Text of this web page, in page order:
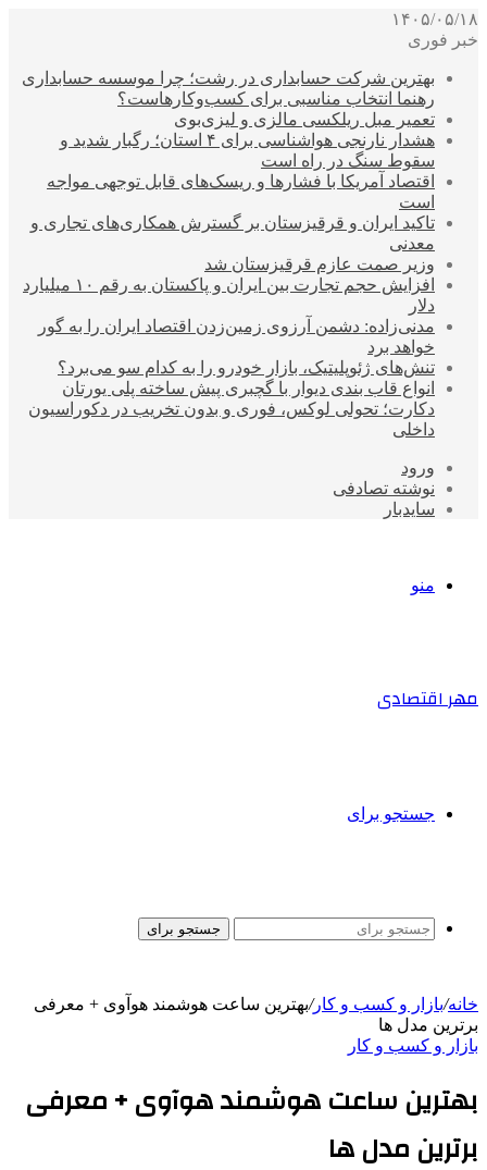
۱۴۰۵/۰۵/۱۸
خبر فوری
بهترین شرکت حسابداری در رشت؛ چرا موسسه حسابداری
رهنما انتخاب مناسبی برای کسب‌وکارهاست؟
تعمیر مبل ریلکسی مالزی و لیزی‌بوی
هشدار نارنجی هواشناسی برای ۴ استان؛ رگبار شدید و
سقوط سنگ در راه است
اقتصاد آمریکا با فشارها و ریسک‌های قابل توجهی مواجه
است
تاکید ایران و قرقیزستان بر گسترش همکاری‌های تجاری و
معدنی
وزیر صمت عازم قرقیزستان شد
افزایش حجم تجارت بین ایران و پاکستان به رقم ۱۰ میلیارد
دلار
مدنی‌زاده: دشمن آرزوی زمین‌زدن اقتصاد ایران را به گور
خواهد برد
تنش‌های ژئوپلیتیک، بازار خودرو را به کدام سو می‌برد؟
انواع قاب بندی دیوار با گچبری پیش ساخته پلی یورتان
دکارت؛ تحولی لوکس، فوری و بدون تخریب در دکوراسیون
داخلی
ورود
نوشته تصادفی
سایدبار
منو
مهر اقتصادی
جستجو برای
جستجو برای
خانه/بازار و کسب و کار/بهترین ساعت هوشمند هوآوی + معرفی
برترین مدل ها
بازار و کسب و کار
بهترین ساعت هوشمند هوآوی + معرفی
برترین مدل ها